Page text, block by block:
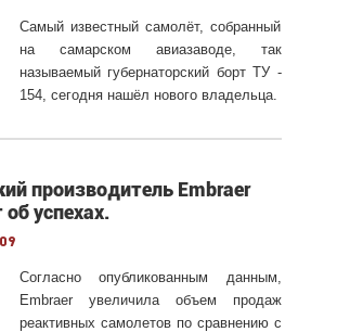
Самый известный самолёт, собранный
на самарском авиазаводе, так
называемый губернаторский борт ТУ -
154, сегодня нашёл нового владельца.
производитель Embraer
успехах.
Согласно опубликованным данным,
Embraer увеличила объем продаж
реактивных самолетов по сравнению с